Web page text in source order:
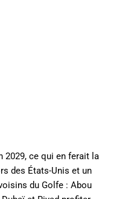
2029, ce qui en ferait la
des États-Unis et un
du Golfe : Abou